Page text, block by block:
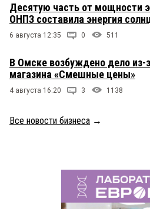
Десятую часть от мощности
ОНПЗ составила энергия
6 августа 12:35 0 511
В Омске возбуждено дело из-
магазина «Смешные цены»
4 августа 16:20 3 1138
Все новости бизнеса →